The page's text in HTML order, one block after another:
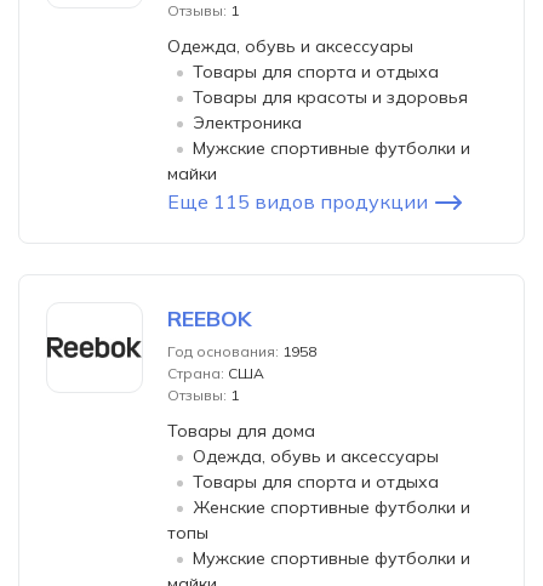
Отзывы: 1
Одежда, обувь и аксессуары
Товары для спорта и отдыха
Товары для красоты и здоровья
Электроника
Мужские спортивные футболки и
майки
Еще 115 видов продукции
REEBOK
Год основания: 1958
Страна: США
Отзывы: 1
Товары для дома
Одежда, обувь и аксессуары
Товары для спорта и отдыха
Женские спортивные футболки и
топы
Мужские спортивные футболки и